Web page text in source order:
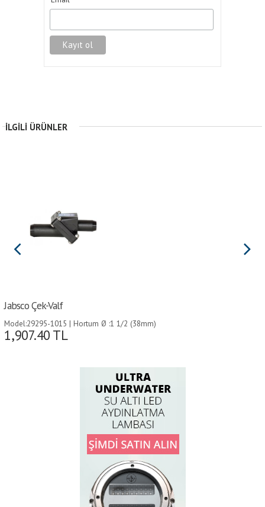
İLGILI ÜRÜNLER
Jabsco Çek-Valf
Model:29295-1015 | Hortum Ø :1 1/2 (38mm)
´den 1 (25mm)´e |
1,907.40 TL